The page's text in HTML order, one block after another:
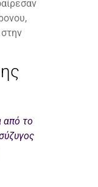
από το